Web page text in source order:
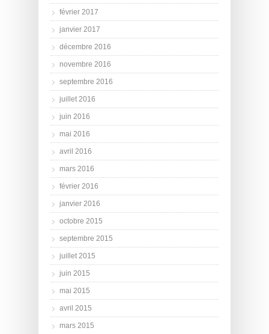
février 2017
janvier 2017
décembre 2016
novembre 2016
septembre 2016
juillet 2016
juin 2016
mai 2016
avril 2016
mars 2016
février 2016
janvier 2016
octobre 2015
septembre 2015
juillet 2015
juin 2015
mai 2015
avril 2015
mars 2015